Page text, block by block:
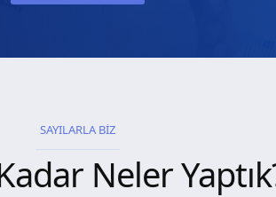
SAYILARLA BİZ
Neler